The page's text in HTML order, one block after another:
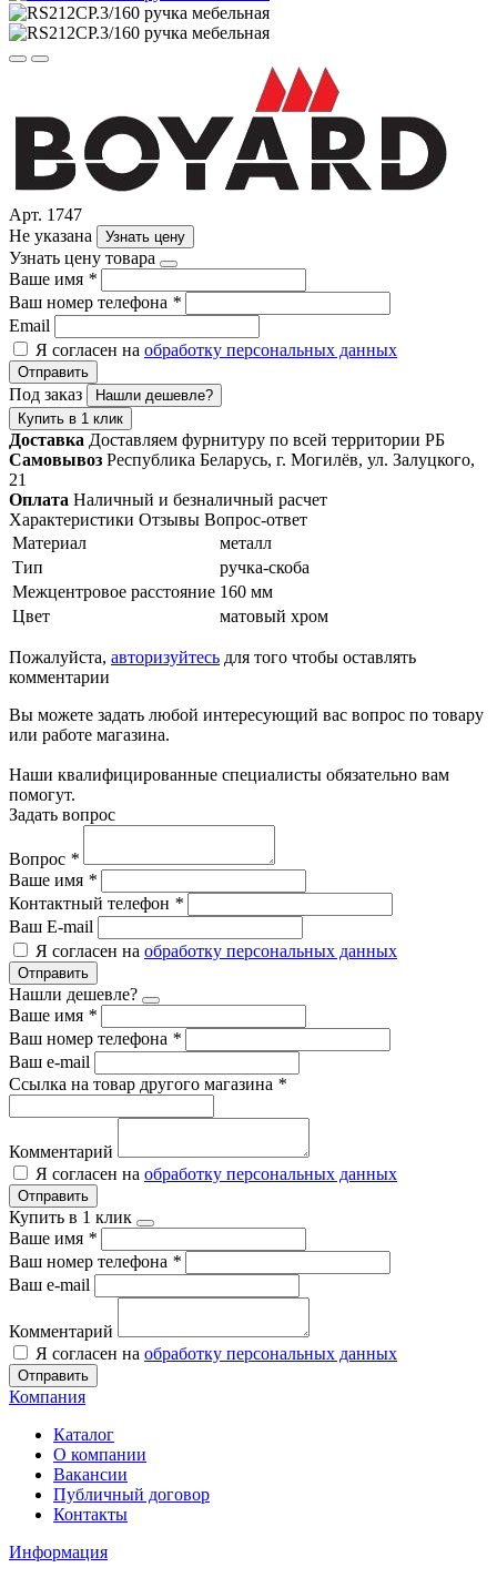
Арт. 1747
Не указана
Узнать цену
Узнать цену товара
Ваше имя *
Ваш номер телефона *
Email
Я согласен на обработку персональных данных
Отправить
Под заказ
Нашли дешевле?
Купить в 1 клик
Доставка Доставляем фурнитуру по всей территории РБ
Самовывоз Республика Беларусь, г. Могилёв, ул. Залуцкого,
21
Оплата Наличный и безналичный расчет
Характеристики Отзывы Вопрос-ответ
Материал
металл
Тип
ручка-скоба
Межцентровое расстояние 160 мм
Цвет
матовый хром
Пожалуйста, авторизуйтесь для того чтобы оставлять
комментарии
Вы можете задать любой интересующий вас вопрос по товару
или работе магазина.
Наши квалифицированные специалисты обязательно вам
помогут.
Задать вопрос
Вопрос *
Ваше имя *
Контактный телефон *
Ваш E-mail
Я согласен на обработку персональных данных
Отправить
Нашли дешевле?
Ваше имя *
Ваш номер телефона *
Ваш e-mail
Ссылка на товар другого магазина *
Комментарий
Я согласен на обработку персональных данных
Отправить
Купить в 1 клик
Ваше имя *
Ваш номер телефона *
Ваш e-mail
Комментарий
Я согласен на обработку персональных данных
Отправить
Компания
Каталог
О компании
Вакансии
Публичный договор
Контакты
Информация